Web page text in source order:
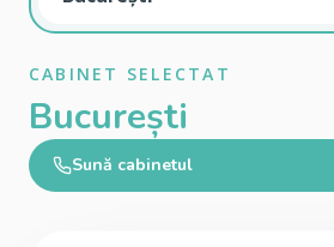
CABINET SELECTAT
București
Sună cabinetul